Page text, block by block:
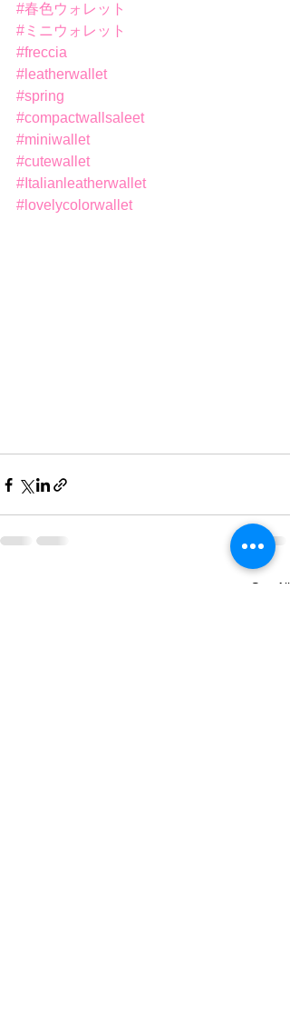
#春色ウォレット
#ミニウォレット
#freccia
#leatherwallet
#spring
#compactwallsaleet
#miniwallet
#cutewallet
#Italianleatherwallet
#lovelycolorwallet
See All